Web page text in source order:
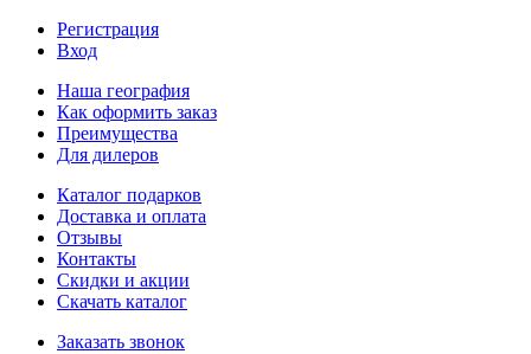
Регистрация
Вход
Наша география
Как оформить заказ
Преимущества
Для дилеров
Каталог подарков
Доставка и оплата
Отзывы
Контакты
Скидки и акции
Скачать каталог
Заказать звонок